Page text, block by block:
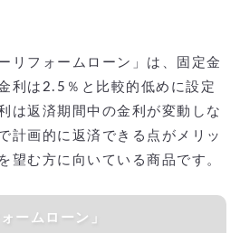
リフォームローン」は、固定金
利は2.5％と比較的低めに設定
は返済期間中の金利が変動しな
計画的に返済できる点がメリッ
望む方に向いている商品です。
ームローン」